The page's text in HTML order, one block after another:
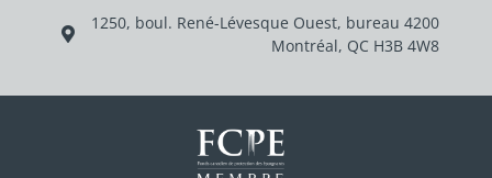
1250, boul. René-Lévesque Ouest, bureau 4200
Montréal, QC H3B 4W8